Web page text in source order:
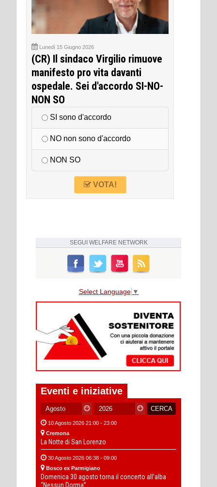
Lunedì 15 Giugno 2026
(CR) Il sindaco Virgilio rimuove
manifesto pro vita davanti
ospedale. Sei d'accordo SI-NO-
NON SO
SI sono d'accordo
NO non sono d'accordo
NON SO
VOTA!
SEGUI WELFARE NETWORK
Select Language ▼
Eventi e iniziative
10 Agosto 2026 21:00 - 23:00
Cremona
La Notte di San Lorenzo
30 Agosto 2026 06:38 - 09:00
Bosco ex Parmigiano
Domenica 30 agosto torna il concerto all’alba
“Nessun Dorma”